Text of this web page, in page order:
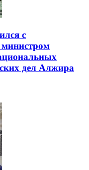
с
министром
дел Алжира